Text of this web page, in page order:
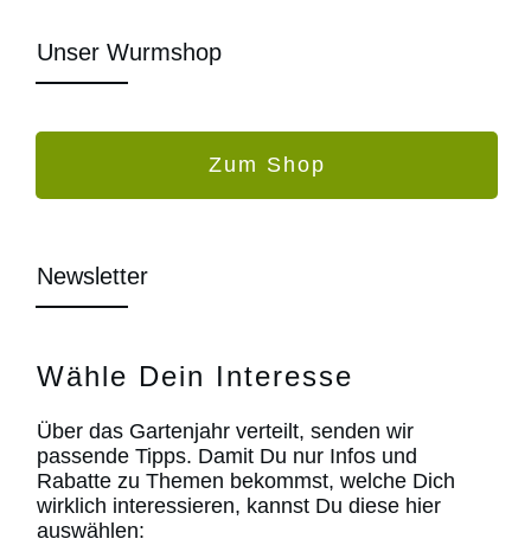
Unser Wurmshop
Zum Shop
Newsletter
Wähle Dein Interesse
Über das Gartenjahr verteilt, senden wir
passende Tipps. Damit Du nur Infos und
Rabatte zu Themen bekommst, welche Dich
wirklich interessieren, kannst Du diese hier
auswählen: